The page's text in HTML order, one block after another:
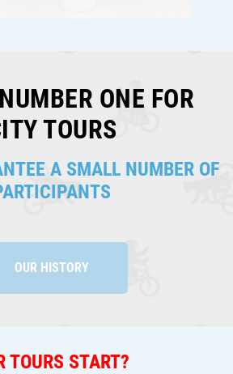
ONE FOR
TOURS
A SMALL NUMBER OF
OUR HISTORY
TOURS START?